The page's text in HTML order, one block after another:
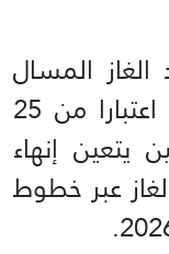
المسال
بموجب العقود قصيرة الأجل اعتبارا من 25
في حين يتعين إنهاء
عبر خطوط